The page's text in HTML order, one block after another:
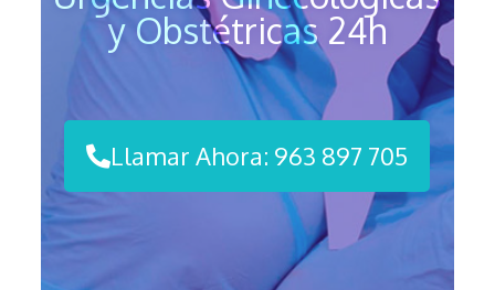
y Obstétricas 24h
Llamar Ahora: 963 897 705